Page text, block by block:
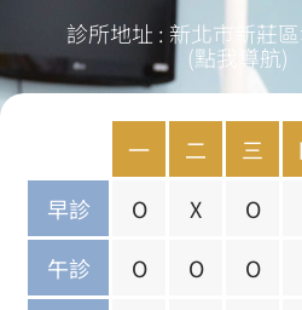
診所地址 : 新北市新莊
(點我導航)
一 二 三
早診
O X O
午診
O O O